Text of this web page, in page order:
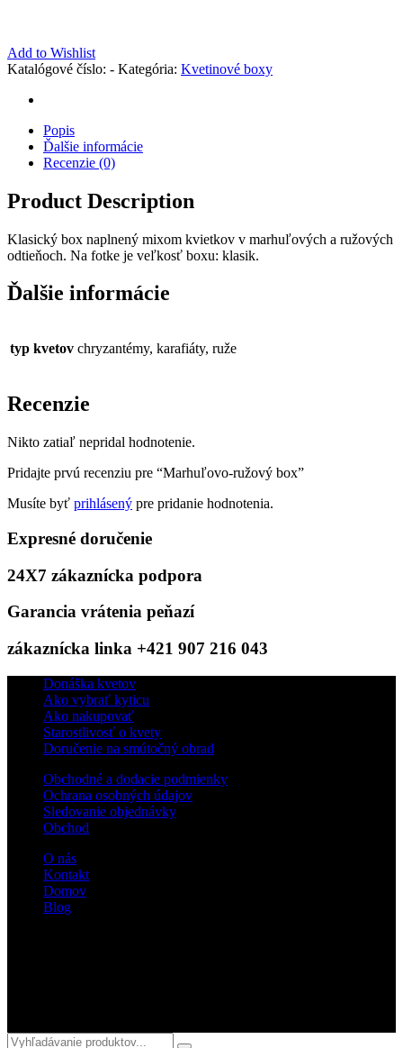
Add to Wishlist
Katalógové číslo: - Kategória: Kvetinové boxy
Popis
Ďalšie informácie
Recenzie (0)
Product Description
Klasický box naplnený mixom kvietkov v marhuľových a ružových
odtieňoch. Na fotke je veľkosť boxu: klasik.
Ďalšie informácie
typ kvetov chryzantémy, karafiáty, ruže
Recenzie
Nikto zatiaľ nepridal hodnotenie.
Pridajte prvú recenziu pre “Marhuľovo-ružový box”
Musíte byť prihlásený pre pridanie hodnotenia.
Expresné doručenie
24X7 zákaznícka podpora
Garancia vrátenia peňazí
zákaznícka linka +421 907 216 043
Donáška kvetov
Ako vybrať kyticu
Ako nakupovať
Starostlivosť o kvety
Doručenie na smútočný obrad
Obchodné a dodacie podmienky
Ochrana osobných údajov
Sledovanie objednávky
Obchod
O nás
Kontakt
Domov
Blog